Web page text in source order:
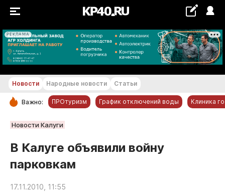
РЕКЛАМА
+23...+24 °С
РУБРИКИ
Новости компаний
Статьи
Народные новости
Новости Народные новости Статьи
Важно: ПРОтуризм График отключений воды Клиника
Новости Калуги
В Калуге объявили войну
парковкам
17.11.2010, 11:55